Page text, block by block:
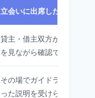
立会いに出席した場合
貸主・借主双方が同じ場所
を見ながら確認できる
その場でガイドラインに沿
った説明を受けられる